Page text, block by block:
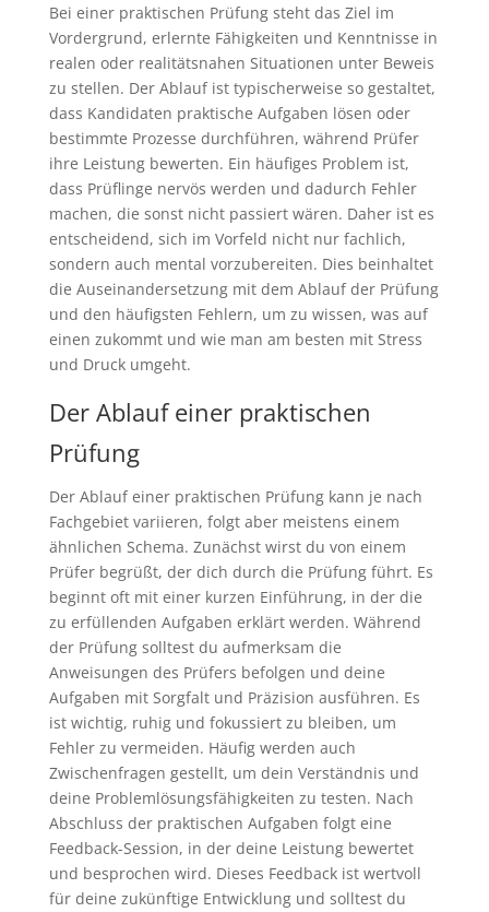
Bei einer praktischen Prüfung steht das Ziel im
Vordergrund, erlernte Fähigkeiten und Kenntnisse in
realen oder realitätsnahen Situationen unter Beweis
zu stellen. Der Ablauf ist typischerweise so gestaltet,
dass Kandidaten praktische Aufgaben lösen oder
bestimmte Prozesse durchführen, während Prüfer
ihre Leistung bewerten. Ein häufiges Problem ist,
dass Prüflinge nervös werden und dadurch Fehler
machen, die sonst nicht passiert wären. Daher ist es
entscheidend, sich im Vorfeld nicht nur fachlich,
sondern auch mental vorzubereiten. Dies beinhaltet
die Auseinandersetzung mit dem Ablauf der Prüfung
und den häufigsten Fehlern, um zu wissen, was auf
einen zukommt und wie man am besten mit Stress
und Druck umgeht.
Der Ablauf einer praktischen
Prüfung
Der Ablauf einer praktischen Prüfung kann je nach
Fachgebiet variieren, folgt aber meistens einem
ähnlichen Schema. Zunächst wirst du von einem
Prüfer begrüßt, der dich durch die Prüfung führt. Es
beginnt oft mit einer kurzen Einführung, in der die
zu erfüllenden Aufgaben erklärt werden. Während
der Prüfung solltest du aufmerksam die
Anweisungen des Prüfers befolgen und deine
Aufgaben mit Sorgfalt und Präzision ausführen. Es
ist wichtig, ruhig und fokussiert zu bleiben, um
Fehler zu vermeiden. Häufig werden auch
Zwischenfragen gestellt, um dein Verständnis und
deine Problemlösungsfähigkeiten zu testen. Nach
Abschluss der praktischen Aufgaben folgt eine
Feedback-Session, in der deine Leistung bewertet
und besprochen wird. Dieses Feedback ist wertvoll
für deine zukünftige Entwicklung und solltest du